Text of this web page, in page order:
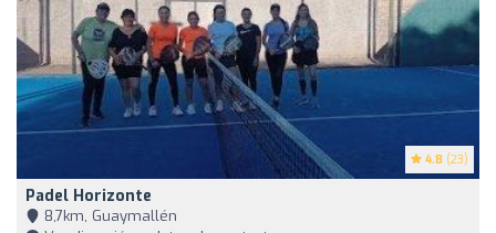
4.8 (23)
Padel Horizonte
8,7km, Guaymallén